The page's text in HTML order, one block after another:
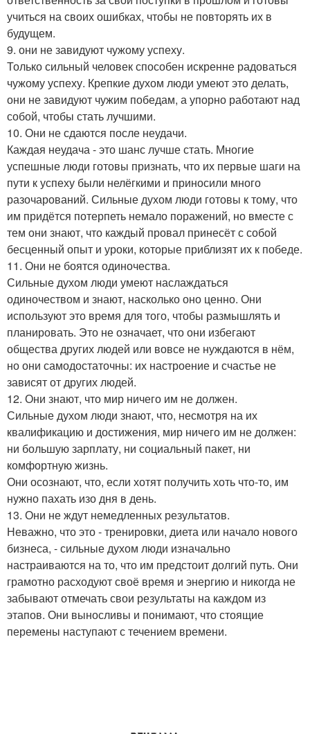
учиться на своих ошибках, чтобы не повторять их в
будущем.
9. они не завидуют чужому успеху.
Только сильный человек способен искренне радоваться
чужому успеху. Крепкие духом люди умеют это делать,
они не завидуют чужим победам, а упорно работают над
собой, чтобы стать лучшими.
10. Они не сдаются после неудачи.
Каждая неудача - это шанс лучше стать. Многие
успешные люди готовы признать, что их первые шаги на
пути к успеху были нелёгкими и приносили много
разочарований. Сильные духом люди готовы к тому, что
им придётся потерпеть немало поражений, но вместе с
тем они знают, что каждый провал принесёт с собой
бесценный опыт и уроки, которые приблизят их к победе.
11. Они не боятся одиночества.
Сильные духом люди умеют наслаждаться
одиночеством и знают, насколько оно ценно. Они
используют это время для того, чтобы размышлять и
планировать. Это не означает, что они избегают
общества других людей или вовсе не нуждаются в нём,
но они самодостаточны: их настроение и счастье не
зависят от других людей.
12. Они знают, что мир ничего им не должен.
Сильные духом люди знают, что, несмотря на их
квалификацию и достижения, мир ничего им не должен:
ни большую зарплату, ни социальный пакет, ни
комфортную жизнь.
Они осознают, что, если хотят получить хоть что-то, им
нужно пахать изо дня в день.
13. Они не ждут немедленных результатов.
Неважно, что это - тренировки, диета или начало нового
бизнеса, - сильные духом люди изначально
настраиваются на то, что им предстоит долгий путь. Они
грамотно расходуют своё время и энергию и никогда не
забывают отмечать свои результаты на каждом из
этапов. Они выносливы и понимают, что стоящие
перемены наступают с течением времени.